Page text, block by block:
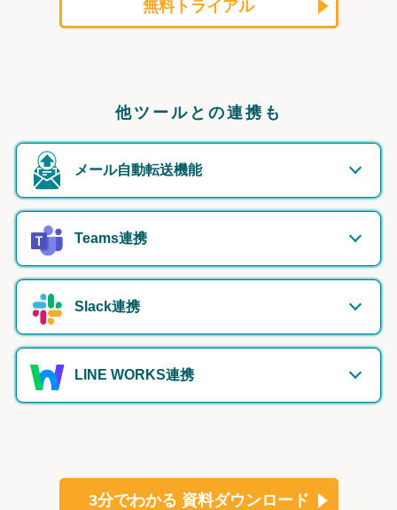
無料トライアル
他ツールとの連携も
メール自動転送機能
Teams連携
Slack連携
LINE WORKS連携
3分でわかる 資料ダウンロード